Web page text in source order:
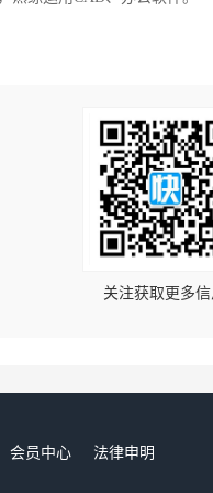
关注获取更多
会员中心
法律申明